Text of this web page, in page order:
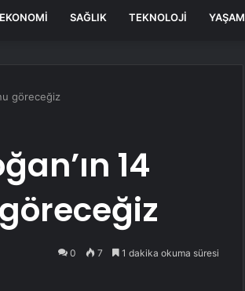
EKONOMI SAĞLIK TEKNOLOJI YAŞAM
göreceğiz
14
0 7 1 dakika okuma süresi